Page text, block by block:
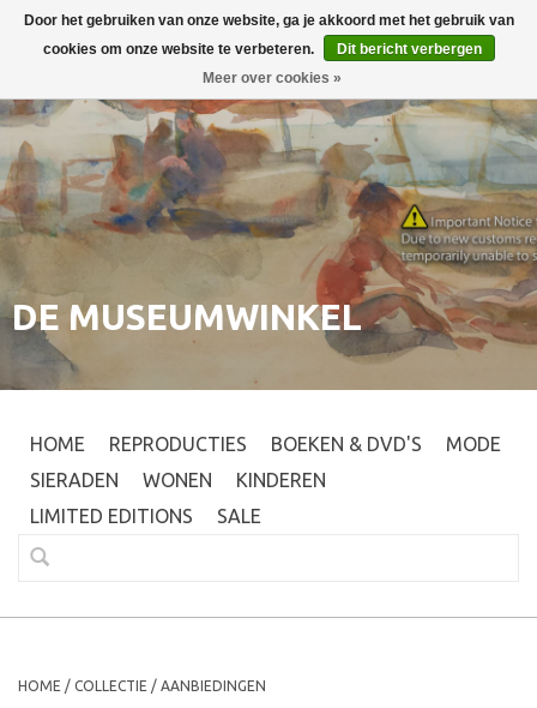
Inloggen 0
DE MUSEUMWINKEL
HOME REPRODUCTIES BOEKEN & DVD'S
MODE
SIERADEN
WONEN
KINDEREN
LIMITED EDITIONS
SALE
HOME / COLLECTIE / AANBIEDINGEN
Door het gebruiken van onze website, ga je akkoord met het gebruik van
cookies om onze website te verbeteren.
Dit bericht verbergen
Meer over cookies »